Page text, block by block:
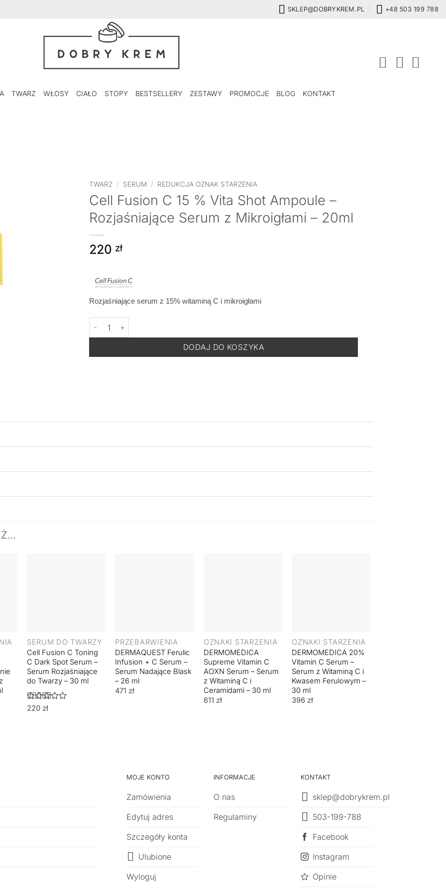
SKLEP@DOBRYKREM.PL +48 503 199 788
TWARZ WŁOSY CIAŁO STOPY BESTSELLERY ZESTAWY PROMOCJE BLOG KONTAKT
TWARZ / SERUM / REDUKCJA OZNAK STARZENIA
Cell Fusion C 15 % Vita Shot Ampoule –
Rozjaśniające Serum z Mikroigłami – 20ml
220 zł
Rozjaśniające serum z 15% witaminą C i mikroigłami
ilość Cell Fusion C 15 % Vita Shot Ampoule - Rozjaśniające Serum z Mikroigłami - 20ml
DODAJ DO KOSZYKA
SERUM DO TWARZY
Cell Fusion C Toning
C Dark Spot Serum –
Serum Rozjaśniające
do Twarzy – 30 ml
Oceniono
220 zł
PRZEBARWIENIA
DERMAQUEST Ferulic
Infusion + C Serum –
Serum Nadające Blask
– 26 ml
471 zł
OZNAKI STARZENIA
DERMOMEDICA
Supreme Vitamin C
AOXN Serum – Serum
z Witaminą C i
Ceramidami – 30 ml
611 zł
OZNAKI STARZENIA
DERMOMEDICA 20%
Vitamin C Serum –
Serum z Witaminą C i
Kwasem Ferulowym –
30 ml
396 zł
MOJE KONTO
Zamówienia
Edytuj adres
Szczegóły konta
Ulubione
Wyloguj
INFORMACJE
O nas
Regulaminy
KONTAKT
sklep@dobrykrem.pl
503-199-788
Facebook
Instagram
Opinie